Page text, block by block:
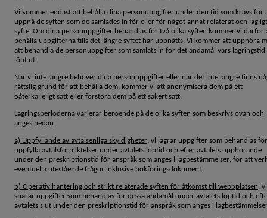
Vi kommer endast att behålla dina personuppgifter under den tid som krävs för
uppnå de syften som de samlades in för eller för något annat relaterat och lagligt
syfte. Om dina personuppgifter behandlas för två olika syften kommer vi därför
behålla uppgifterna tills det längre syftet har uppnåtts. Vi kommer att upphöra
att behandla de personuppgifter som samlats in för det ändamål vars lagringstid
löpt ut.
När vi inte längre behöver dina personuppgifter eller när det inte längre finns
rättslig grund för att behålla dem, kommer vi att anonymisera dem på ett
oåterkalleligt sätt eller förstöra dem på ett säkert sätt.
Lagringsperioderna varierar beroende på de olika syften som beskrivs ovan och
anges nedan
a) Uppfyllande av avtalsenliga skyldigheter: vi lagrar uppgifter som behandlas
uppfylla avtalsförpliktelser under avtalets löptid och efter avtalets upphörande
under den preskriptionstid för anspråk som anges i lagbestämmelser; för att
eventuella utestående frågor inklusive bokföringsdokument.
b) Operativ hantering och strikt relaterade syften för åtkomst till webbplatsen: vi
sparar uppgifter som behandlas för dessa ändamål under avtalets löptid och
avtalets slut under den preskriptionstid för anspråk som anges i